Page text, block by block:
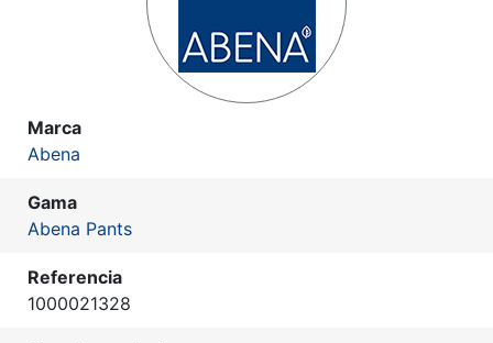
Marca
Abena
Gama
Abena Pants
Referencia
1000021328